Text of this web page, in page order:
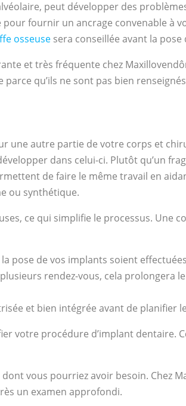
peut développer des
fournir un ancrage convenable à
osseuse sera conseillée avant la pose
et très fréquente chez
qu’ils ne sont pas bien
une autre partie de votre corps et
dans celui-ci. Plutôt qu’un
de faire le même travail en
ou synthétique.
ce qui simplifie le processus. Une
pose de vos implants soient
rendez-vous, cela prolongera
et bien intégrée avant de planifier
votre procédure d’implant dentaire.
vous pourriez avoir besoin. Chez
un examen approfondi.